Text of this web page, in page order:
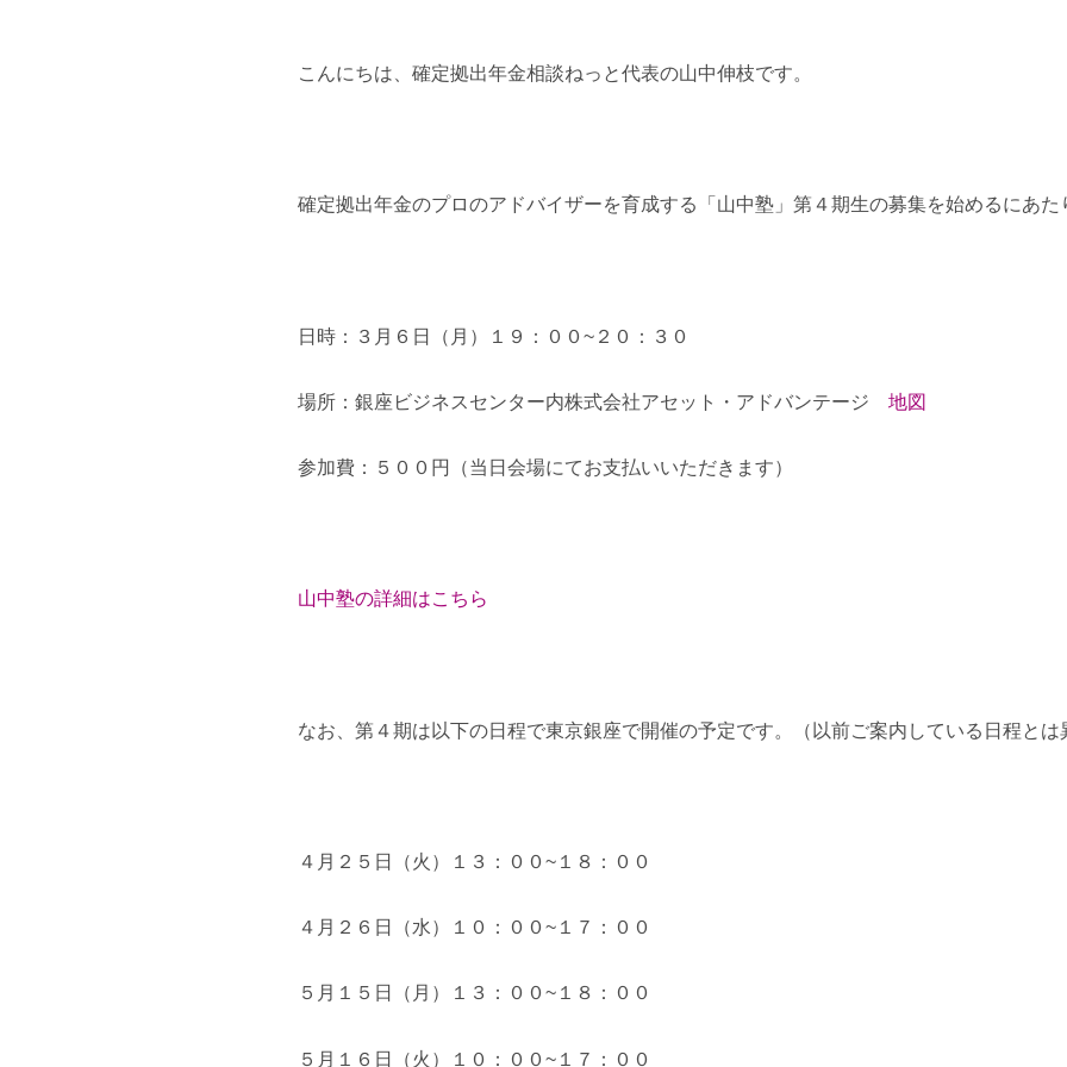
こんにちは、確定拠出年金相談ねっと代表の山中伸枝です。
確定拠出年金のプロのアドバイザーを育成する「山中塾」第４期生の募集を始めるにあた
日時：３月６日（月）１９：００~２０：３０
場所：銀座ビジネスセンター内株式会社アセット・アドバンテージ 地図
参加費：５００円（当日会場にてお支払いいただきます）
山中塾の詳細はこちら
なお、第４期は以下の日程で東京銀座で開催の予定です。（以前ご案内している日程とは
４月２５日（火）１３：００~１８：００
４月２６日（水）１０：００~１７：００
５月１５日（月）１３：００~１８：００
５月１６日（火）１０：００~１７：００